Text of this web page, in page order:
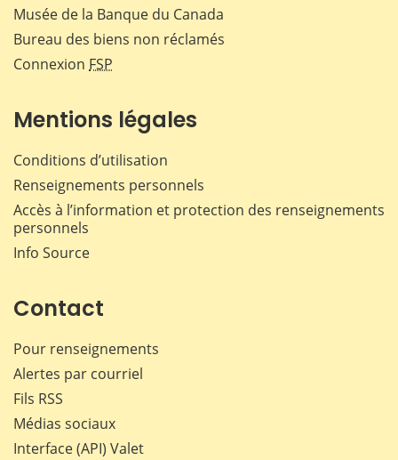
Musée de la Banque du Canada
Bureau des biens non réclamés
Connexion FSP
Mentions légales
Conditions d’utilisation
Renseignements personnels
Accès à l’information et protection des renseignements
personnels
Info Source
Contact
Pour renseignements
Alertes par courriel
Fils RSS
Médias sociaux
Interface (API) Valet